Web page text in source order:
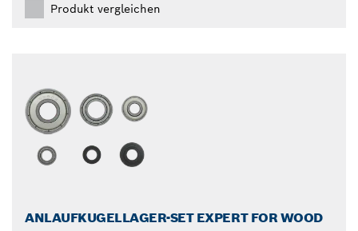
Produkt vergleichen
ANLAUFKUGELLAGER-SET EXPERT FOR WOOD